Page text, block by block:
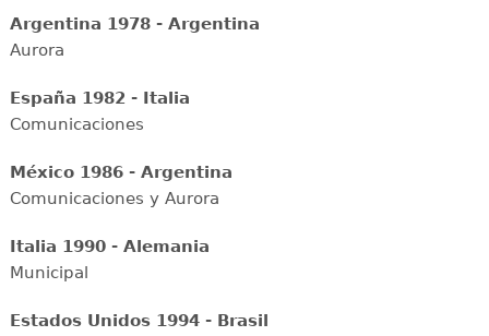
Argentina 1978 - Argentina
Aurora
España 1982 - Italia
Comunicaciones
México 1986 - Argentina
Comunicaciones y Aurora
Italia 1990 - Alemania
Municipal
Estados Unidos 1994 - Brasil